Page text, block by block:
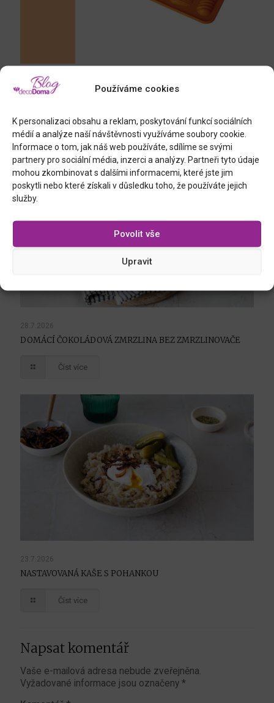
Používáme cookies
K personalizaci obsahu a reklam, poskytování funkcí sociálních
médií a analýze naší návštěvnosti využíváme soubory cookie.
Informace o tom, jak náš web používáte, sdílíme se svými
partnery pro sociální média, inzerci a analýzy. Partneři tyto údaje
mohou zkombinovat s dalšími informacemi, které jste jim
poskytli nebo které získali v důsledku toho, že používáte jejich
služby.
Povolit vše
Upravit
MIX TVARŮ na tlapky, 32 ks
Podobné příspěvky
28.7.2026
DOMÁCÍ ČOKOLÁDOVÁ ZMRZLINA BEZ ZMRZLINOVAČE
Číst více
23.7.2026
NASTAVOVANÁ KAŠE S POHANKOU
Číst více
Napsat komentář
Vaše e-mailová adresa nebude zveřejněna.
Vyžadované informace jsou označeny *